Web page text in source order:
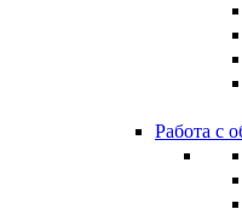
Работа с